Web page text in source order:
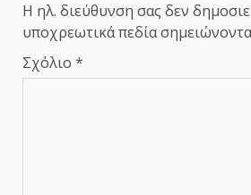
Η ηλ. διεύθυνση σας δεν
υποχρεωτικά πεδία
Σχόλιο *